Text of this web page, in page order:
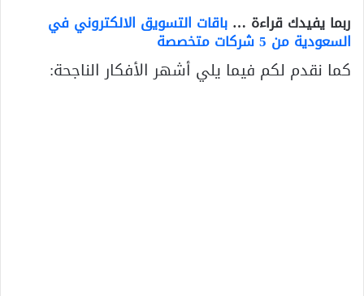
ربما يفيدك قراءة … باقات التسويق الالكتروني في
السعودية من 5 شركات متخصصة
كما نقدم لكم فيما يلي أشهر الأفكار الناجحة: